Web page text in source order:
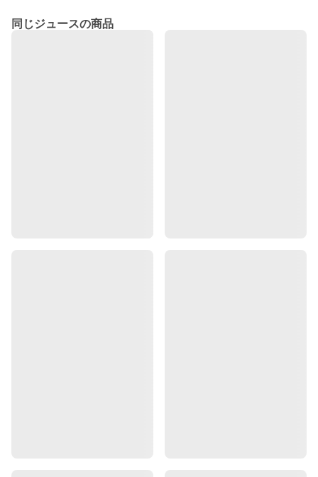
同じジュースの商品